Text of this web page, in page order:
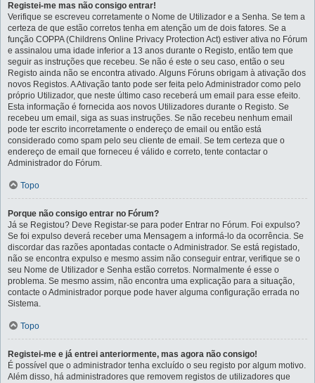
Registei-me mas não consigo entrar!
Verifique se escreveu corretamente o Nome de Utilizador e a Senha. Se tem a
certeza de que estão corretos tenha em atenção um de dois fatores. Se a
função COPPA (Childrens Online Privacy Protection Act) estiver ativa no Fórum
e assinalou uma idade inferior a 13 anos durante o Registo, então tem que
seguir as instruções que recebeu. Se não é este o seu caso, então o seu
Registo ainda não se encontra ativado. Alguns Fóruns obrigam à ativação dos
novos Registos. A Ativação tanto pode ser feita pelo Administrador como pelo
próprio Utilizador, que neste último caso receberá um email para esse efeito.
Esta informação é fornecida aos novos Utilizadores durante o Registo. Se
recebeu um email, siga as suas instruções. Se não recebeu nenhum email
pode ter escrito incorretamente o endereço de email ou então está
considerado como spam pelo seu cliente de email. Se tem certeza que o
endereço de email que forneceu é válido e correto, tente contactar o
Administrador do Fórum.
Topo
Porque não consigo entrar no Fórum?
Já se Registou? Deve Registar-se para poder Entrar no Fórum. Foi expulso?
Se foi expulso deverá receber uma Mensagem a informá-lo da ocorrência. Se
discordar das razões apontadas contacte o Administrador. Se está registado,
não se encontra expulso e mesmo assim não conseguir entrar, verifique se o
seu Nome de Utilizador e Senha estão corretos. Normalmente é esse o
problema. Se mesmo assim, não encontra uma explicação para a situação,
contacte o Administrador porque pode haver alguma configuração errada no
Sistema.
Topo
Registei-me e já entrei anteriormente, mas agora não consigo!
É possível que o administrador tenha excluído o seu registo por algum motivo.
Além disso, há administradores que removem registos de utilizadores que